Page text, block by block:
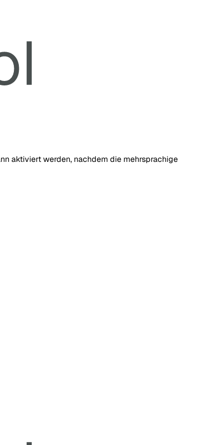
aktiviert werden, nachdem die mehrsprachige